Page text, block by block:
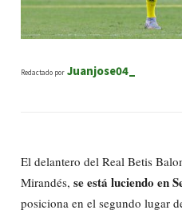
Redactado por Juanjose04_
El delantero del Real Betis
Mirandés, se está luciendo en
posiciona en el segundo lugar